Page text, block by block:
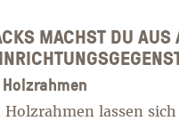
MACHST DU AUS
lassen